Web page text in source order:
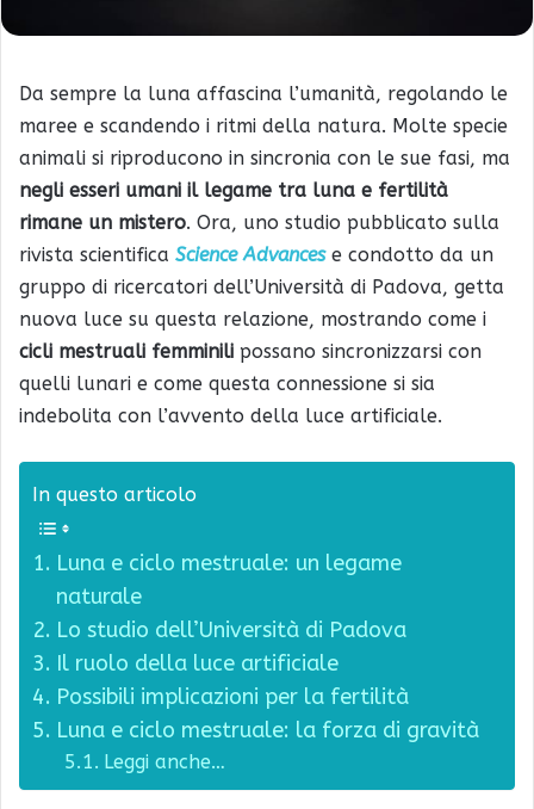
Da sempre la luna affascina l’umanità, regolando le
maree e scandendo i ritmi della natura. Molte specie
animali si riproducono in sincronia con le sue fasi, ma
negli esseri umani il legame tra luna e fertilità
rimane un mistero. Ora, uno studio pubblicato sulla
rivista scientifica Science Advancese condotto da un
gruppo di ricercatori dell’Università di Padova, getta
nuova luce su questa relazione, mostrando come i
cicli mestruali femminili possano sincronizzarsi con
quelli lunari e come questa connessione si sia
indebolita con l’avvento della luce artificiale.
In questo articolo
Luna e ciclo mestruale: un legame
naturale
Lo studio dell’Università di Padova
Il ruolo della luce artificiale
Possibili implicazioni per la fertilità
Luna e ciclo mestruale: la forza di gravità
Leggi anche…